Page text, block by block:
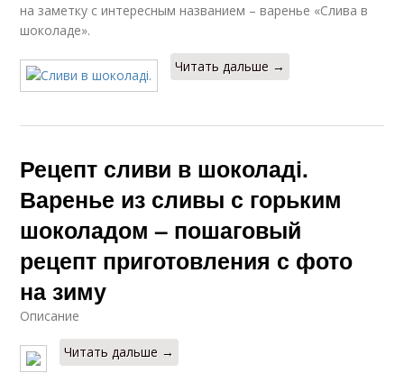
на заметку с интересным названием – варенье «Слива в
шоколаде».
Читать дальше →
Рецепт сливи в шоколаді.
Варенье из сливы с горьким
шоколадом – пошаговый
рецепт приготовления с фото
на зиму
Описание
Читать дальше →